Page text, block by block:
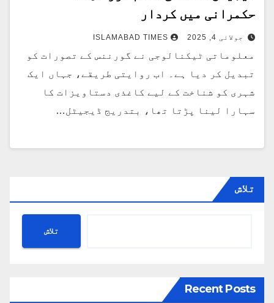
حکمرانی میں کردار
جولائی 4, 2025 ISLAMABAD TIMES
معلوماتی ٹیکنالوجی نے گورننس کے تصورات کو
تبدیل کر دیا ہے۔ اب روایتی طریقے، جہاں ایک
شہری کو شناخت کے لیے کاغذی دستاویزات کا
سہارا لینا پڑتا تھا، بتدریج ڈیجیٹل…
تلاش
تلاش
Recent Posts